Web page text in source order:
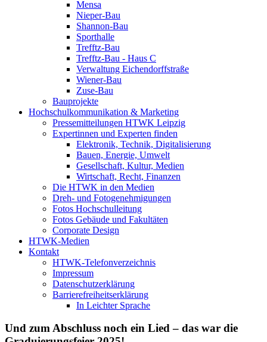
Mensa
Nieper-Bau
Shannon-Bau
Sporthalle
Trefftz-Bau
Trefftz-Bau - Haus C
Verwaltung Eichendorffstraße
Wiener-Bau
Zuse-Bau
Bauprojekte
Hochschulkommunikation & Marketing
Pressemitteilungen HTWK Leipzig
Expertinnen und Experten finden
Elektronik, Technik, Digitalisierung
Bauen, Energie, Umwelt
Gesellschaft, Kultur, Medien
Wirtschaft, Recht, Finanzen
Die HTWK in den Medien
Dreh- und Fotogenehmigungen
Fotos Hochschulleitung
Fotos Gebäude und Fakultäten
Corporate Design
HTWK-Medien
Kontakt
HTWK-Telefonverzeichnis
Impressum
Datenschutzerklärung
Barrierefreiheitserklärung
In Leichter Sprache
Und zum Abschluss noch ein Lied – das war die